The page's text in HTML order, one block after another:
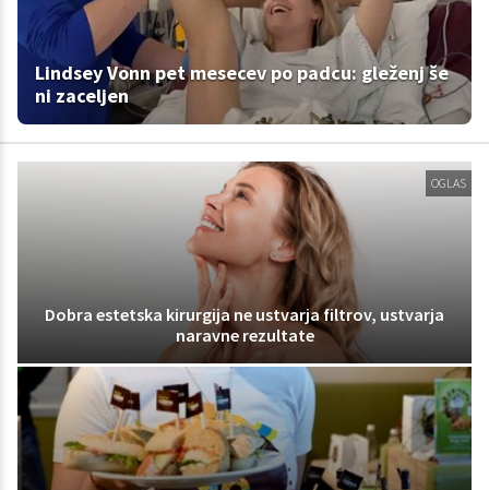
Lindsey Vonn pet mesecev po padcu: gleženj še
ni zaceljen
OGLAS
Dobra estetska kirurgija ne ustvarja filtrov, ustvarja
naravne rezultate